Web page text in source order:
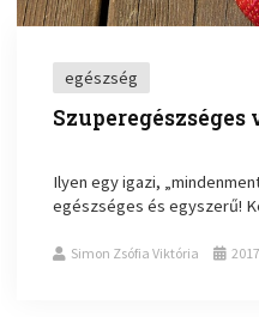
egészség
Ilyen egy igazi,
egészséges és egyszerű!
Simon Zsófia Viktória